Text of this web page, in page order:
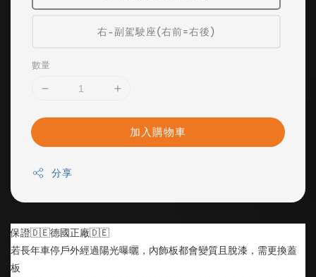
右-副駕駛座(右前=右後)
數量
加入購物車
分享
保證🇩🇪德國正廠🇩🇪
若長年車停戶外經過陽光曝曬，內飾板都會變質且脫漆，需更換蓋
板